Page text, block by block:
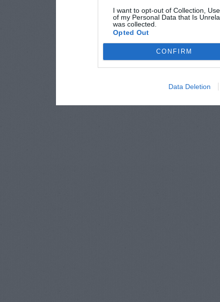
I want to opt-out of Collection,
of my Personal Data that Is
was collected.
Opted Out
CONFIRM
Data Deletion